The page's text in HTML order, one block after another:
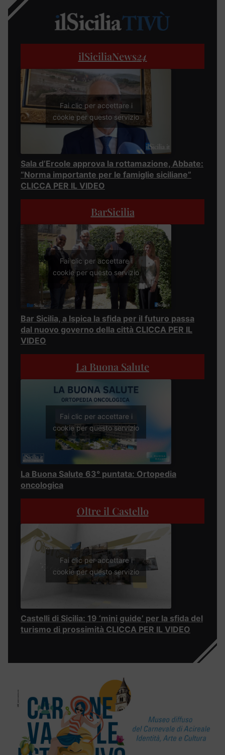
ilSiciliaNews24
Fai clic per accettare i
cookie per questo servizio
Sala d’Ercole approva la rottamazione, Abbate:
“Norma importante per le famiglie siciliane”
CLICCA PER IL VIDEO
BarSicilia
Fai clic per accettare i
cookie per questo servizio
Bar Sicilia, a Ispica la sfida per il futuro passa
dal nuovo governo della città CLICCA PER IL
VIDEO
La Buona Salute
Fai clic per accettare i
cookie per questo servizio
La Buona Salute 63° puntata: Ortopedia
oncologica
Oltre il Castello
Fai clic per accettare i
cookie per questo servizio
Castelli di Sicilia: 19 ‘mini guide’ per la sfida del
turismo di prossimità CLICCA PER IL VIDEO